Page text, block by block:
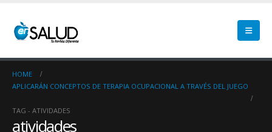
HOME
APLICARÁN CONCEPTOS DE TERAPIA OCUPACIONAL A TRAVÉS DEL JUEGO
TAG - ATIVIDADES
atividades